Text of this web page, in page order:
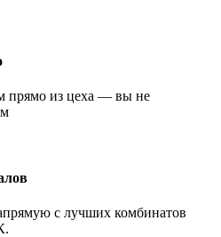
прямо из цеха — вы не
с лучших комбинатов